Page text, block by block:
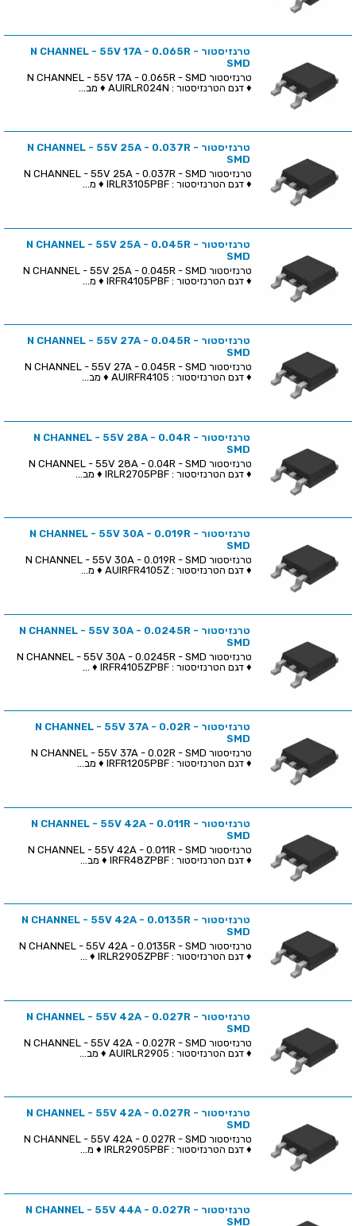
טרנזיסטור N CHANNEL - 55V 17A - 0.065R -
SMD
♦ דגם הטרנזיסטור : AUIRLR024N ♦ מב...
טרנזיסטור N CHANNEL - 55V 25A - 0.037R -
SMD
♦ דגם הטרנזיסטור : IRLR3105PBF ♦ מ...
טרנזיסטור N CHANNEL - 55V 25A - 0.045R -
SMD
♦ דגם הטרנזיסטור : IRFR4105PBF ♦ מ...
טרנזיסטור N CHANNEL - 55V 27A - 0.045R -
SMD
♦ דגם הטרנזיסטור : AUIRFR4105 ♦ מב...
טרנזיסטור N CHANNEL - 55V 28A - 0.04R -
SMD
♦ דגם הטרנזיסטור : IRLR2705PBF ♦ מב...
טרנזיסטור N CHANNEL - 55V 30A - 0.019R -
SMD
♦ דגם הטרנזיסטור : AUIRFR4105Z ♦ מ...
טרנזיסטור N CHANNEL - 55V 30A - 0.0245R -
SMD
♦ דגם הטרנזיסטור : IRFR4105ZPBF ♦ ...
טרנזיסטור N CHANNEL - 55V 37A - 0.02R -
SMD
♦ דגם הטרנזיסטור : IRFR1205PBF ♦ מב...
טרנזיסטור N CHANNEL - 55V 42A - 0.011R -
SMD
♦ דגם הטרנזיסטור : IRFR48ZPBF ♦ מב...
טרנזיסטור N CHANNEL - 55V 42A - 0.0135R -
SMD
♦ דגם הטרנזיסטור : IRLR2905ZPBF ♦ ...
טרנזיסטור N CHANNEL - 55V 42A - 0.027R -
SMD
♦ דגם הטרנזיסטור : AUIRLR2905 ♦ מב...
טרנזיסטור N CHANNEL - 55V 42A - 0.027R -
SMD
♦ דגם הטרנזיסטור : IRLR2905PBF ♦ מ...
טרנזיסטור N CHANNEL - 55V 44A - 0.027R -
SMD